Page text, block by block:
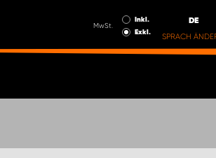
MwSt.
Inkl.
Exkl.
DE
SPRACH